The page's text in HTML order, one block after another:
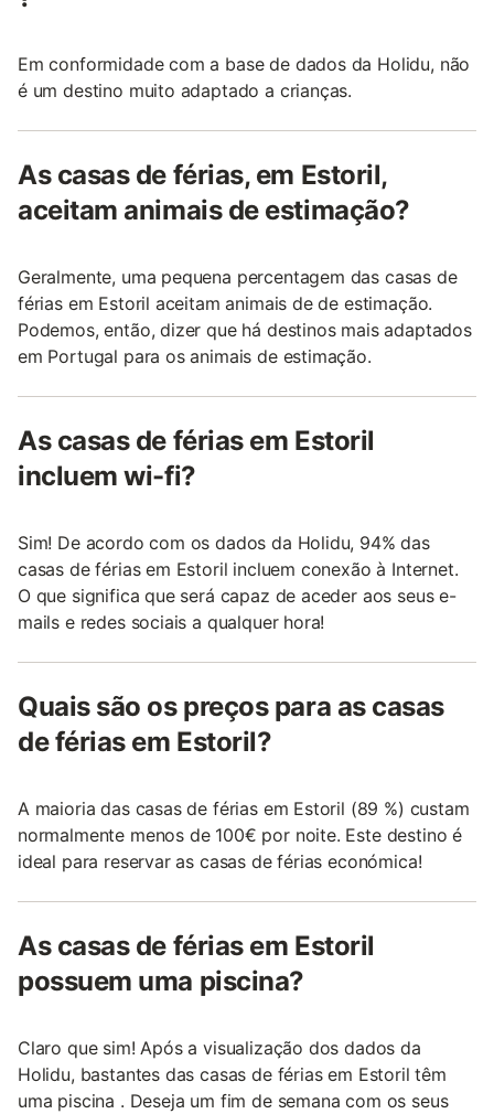
Em conformidade com a base de dados da Holidu, não
é um destino muito adaptado a crianças.
As casas de férias, em Estoril,
aceitam animais de estimação?
Geralmente, uma pequena percentagem das casas de
férias em Estoril aceitam animais de de estimação.
Podemos, então, dizer que há destinos mais adaptados
em Portugal para os animais de estimação.
As casas de férias em Estoril
incluem wi-fi?
Sim! De acordo com os dados da Holidu, 94% das
casas de férias em Estoril incluem conexão à Internet.
O que significa que será capaz de aceder aos seus e-
mails e redes sociais a qualquer hora!
Quais são os preços para as casas
de férias em Estoril?
A maioria das casas de férias em Estoril (89 %) custam
normalmente menos de 100€ por noite. Este destino é
ideal para reservar as casas de férias económica!
As casas de férias em Estoril
possuem uma piscina?
Claro que sim! Após a visualização dos dados da
Holidu, bastantes das casas de férias em Estoril têm
uma piscina . Deseja um fim de semana com os seus